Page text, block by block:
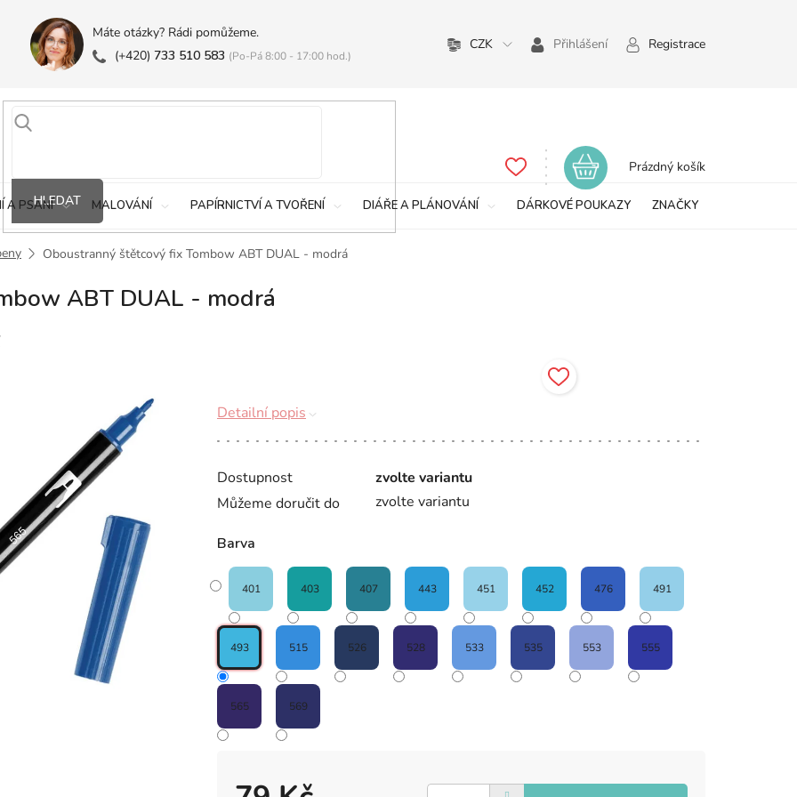
Máte otázky? Rádi pomůžeme.
(+420) 733 510 583 (Po-Pá 8:00 - 17:00 hod.)
CZK Přihlášení Registrace
HLEDAT
Nákupní
Prázdný košík
A PSANÍ MALOVÁNÍ PAPÍRNICTVÍ A TVOŘENÍ DIÁŘE A PLÁNOVÁNÍ DÁRKOVÉ POUKAZY ZNAČKY
Oboustranný štětcový fix Tombow ABT DUAL - modrá
ABT DUAL - modrá
Dostupnost
zvolte variantu
Můžeme doručit do
zvolte variantu
Barva
401 403 407 443 451 452 476 491
493 515 526 528 533 535 553 555
565 569
Detailní popis